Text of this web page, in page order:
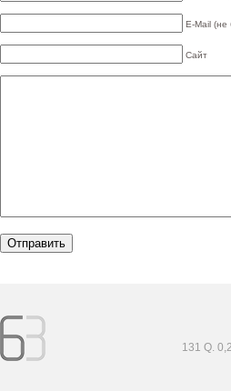
E-Mail (не
Сайт
131 Q.